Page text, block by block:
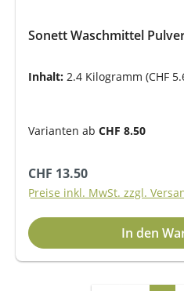
Sonett Waschmittel
Inhalt: 2.4 Kilogramm (CHF
Varianten ab CHF 8.50
Regulärer Preis:
CHF 13.50
Preise inkl. MwSt. zzgl.
In den